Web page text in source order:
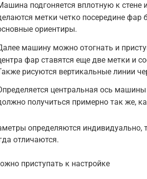
подгоняется вплотную к стене
метки четко посередине фар
ориентиры.
машину можно отогнать и
фар ставятся еще две метки и
рисуются вертикальные линии
центральная ось машины
получиться примерно так же,
определяются
отличаются.
приступать к настройке